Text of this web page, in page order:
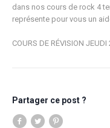
dans nos cours de rock 4
représente pour vous un
COURS DE RÉVISION
Partager ce post ?